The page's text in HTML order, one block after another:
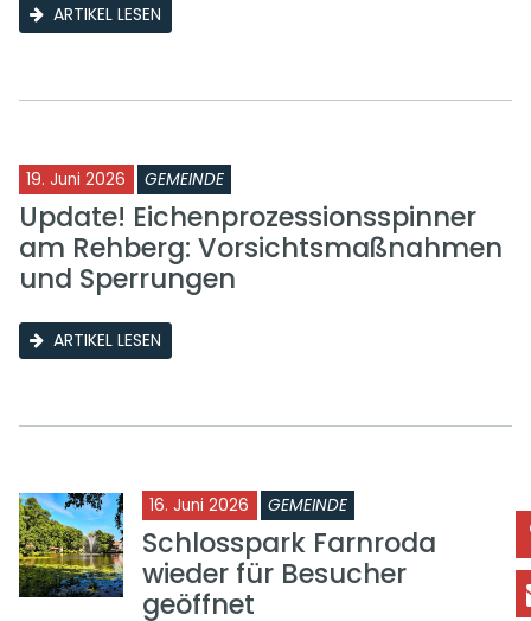
ARTIKEL LESEN
19. Juni 2026 GEMEINDE
Update! Eichenprozessionsspinner
am Rehberg: Vorsichtsmaßnahmen
und Sperrungen
ARTIKEL LESEN
16. Juni 2026 GEMEINDE
Schlosspark Farnroda
wieder für Besucher
geöffnet